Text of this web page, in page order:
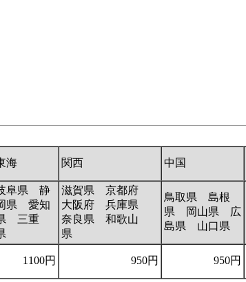
海 関西 中国
阜県 静
県 愛知
三重
滋賀県 京都府
大阪府 兵庫県
奈良県 和歌山
県
鳥取県 島根
県 岡山県 広
島県 山口県
1100円 950円 950円